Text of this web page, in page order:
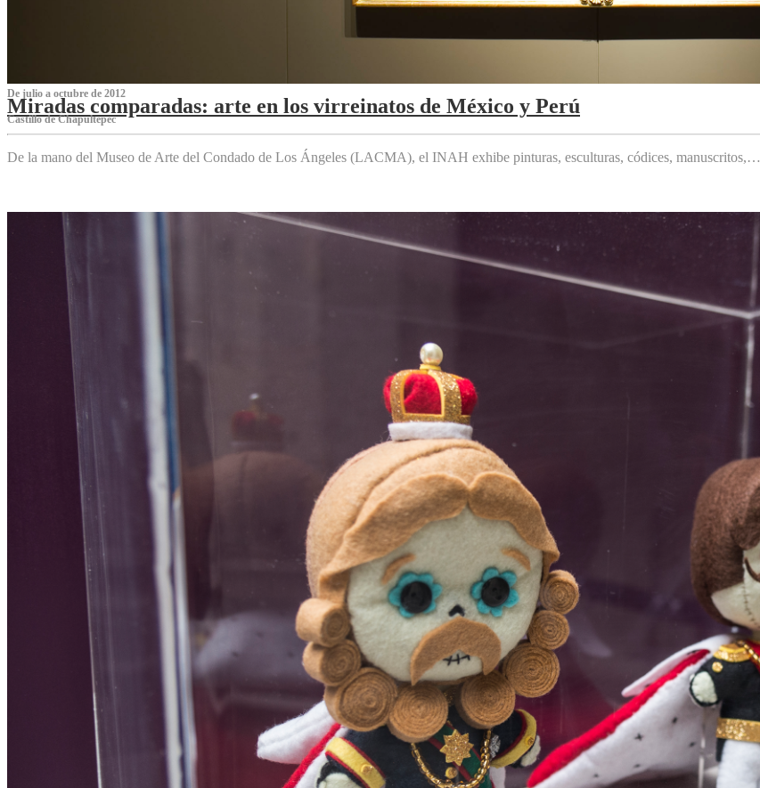
De julio a octubre de 2012
Miradas comparadas: arte en los virreinatos de México y Perú
Castillo de Chapultepec
De la mano del Museo de Arte del Condado de Los Ángeles (LACMA), el INAH exhibe pinturas, esculturas, códices, manuscritos,…